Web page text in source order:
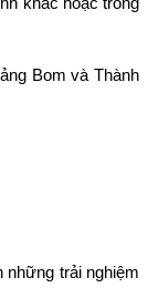
Bom và Thành
trải nghiệm